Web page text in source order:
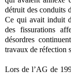
détruit des conduits
Ce qui avait induit
des fissurations
désordres
travaux de réfection
Lors de l’AG de